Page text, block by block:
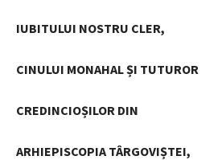
IUBITULUI NOSTRU CLER,
CINULUI MONAHAL ȘI TUTUROR
CREDINCIOȘILOR DIN
ARHIEPISCOPIA TÂRGOVIȘTEI,